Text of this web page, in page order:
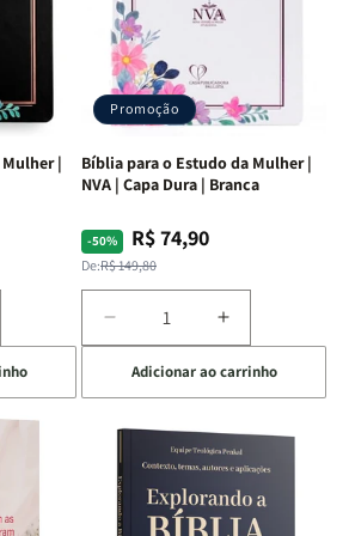
|
Promoção
Bíblia para o Estudo da Mulher |
NVA | Capa Dura | Branca
-50%
Preço
normal
De:R$ 149,80
Preço
promocional
R$ 74,90
Diminuir
a
quantidade
de
Bíblia
o
Estudo
da
Aumentar
a
quantidade
de
Bíblia
para
o
Estudo
Adicionar ao carrinho